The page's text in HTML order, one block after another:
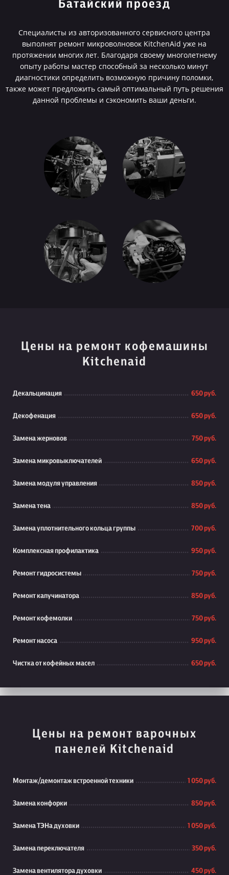
Батайский проезд
Специалисты из авторизованного сервисного центра
выполнят ремонт микроволновок KitchenAid уже на
протяжении многих лет. Благодаря своему многолетнему
опыту работы мастер способный за несколько минут
диагностики определить возможную причину поломки,
также может предложить самый оптимальный путь решения
данной проблемы и сэкономить ваши деньги.
Цены на ремонт кофемашины
Kitchenaid
Декальцинация 650 руб.
Декофенация 650 руб.
Замена жерновов 750 руб.
Замена микровыключателей 650 руб.
Замена модуля управления 850 руб.
Замена тена 850 руб.
Замена уплотнительного кольца группы 700 руб.
Комплексная профилактика 950 руб.
Ремонт гидросистемы 750 руб.
Ремонт капучинатора 850 руб.
Ремонт кофемолки 750 руб.
Ремонт насоса 950 руб.
Чистка от кофейных масел 650 руб.
Цены на ремонт варочных
панелей Kitchenaid
Монтаж/демонтаж встроенной техники 1 050 руб.
Замена конфорки 850 руб.
Замена ТЭНа духовки 1 050 руб.
Замена переключателя 350 руб.
Замена вентилятора духовки 450 руб.